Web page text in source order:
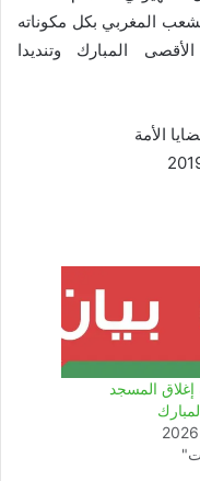
المغربي بكل مكوناته
المبارك وتنديدا
الأمة
إغلاق المسجد